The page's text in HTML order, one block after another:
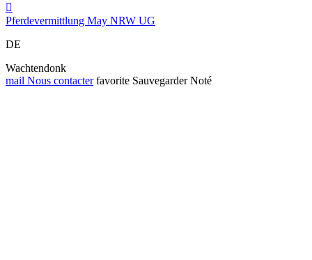

Pferdevermittlung May NRW UG
DE
Wachtendonk
mail Nous contacter favorite Sauvegarder Noté